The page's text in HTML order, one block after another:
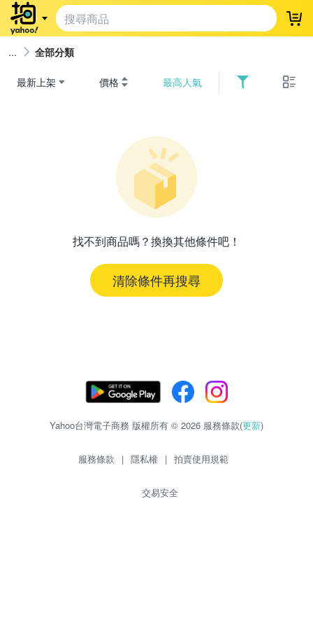
登
全部分類
最新上架 價格 最高人氣
找不到商品嗎？換換其他條件吧！
清除條件再搜尋
Yahoo台灣電子商務 版權所有 © 2026 服務條款(更新)
服務條款 | 隱私權 | 拍賣使用規範
交易安全